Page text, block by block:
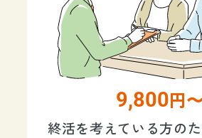
9,800 円
終活を考えている方の